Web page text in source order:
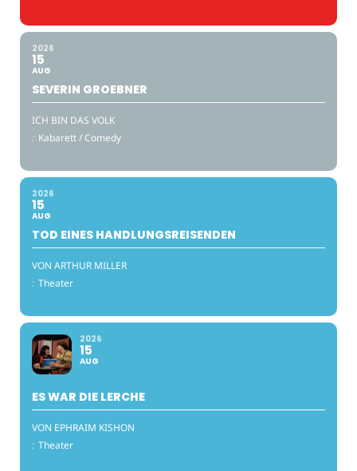
2026
15
AUG
SEVERIN GROEBNER
ICH BIN DAS VOLK
: Kabarett / Comedy
2026
15
AUG
TOD EINES HANDLUNGSREISENDEN
VON ARTHUR MILLER
: Theater
2026
15
AUG
ES WAR DIE LERCHE
VON EPHRAIM KISHON
: Theater